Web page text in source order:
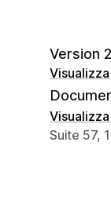
Version
Recapiti
Suite 57,